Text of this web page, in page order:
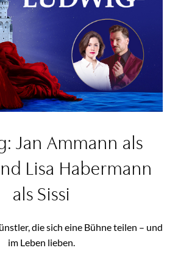
Jan Ammann als
Lisa Habermann
als Sissi
die sich eine Bühne teilen – und
im Leben lieben.